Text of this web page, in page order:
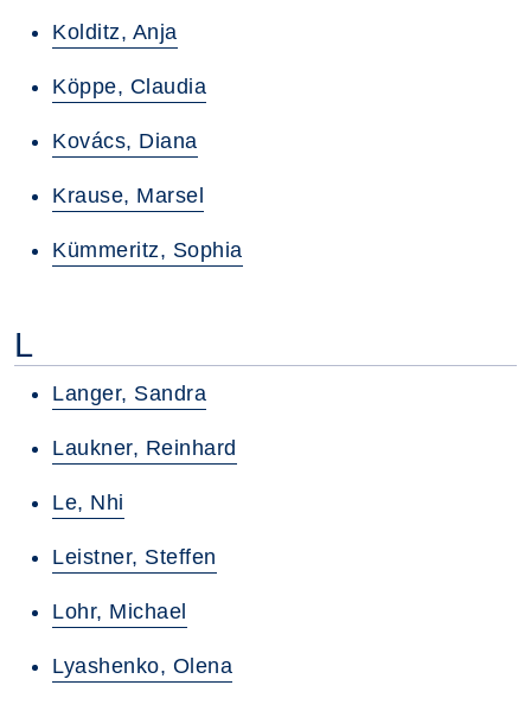
Kolditz, Anja
Köppe, Claudia
Kovács, Diana
Krause, Marsel
Kümmeritz, Sophia
L
Langer, Sandra
Laukner, Reinhard
Le, Nhi
Leistner, Steffen
Lohr, Michael
Lyashenko, Olena